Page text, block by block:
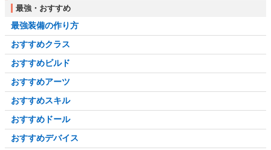
最強・おすすめ
最強装備の作り方
おすすめクラス
おすすめビルド
おすすめアーツ
おすすめスキル
おすすめドール
おすすめデバイス